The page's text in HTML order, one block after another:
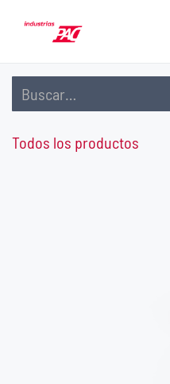
Todos los productos